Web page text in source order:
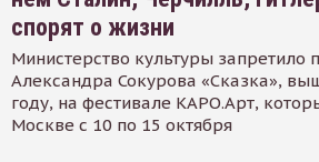
спорят о жизни
Министерство культуры запретило
Александра Сокурова «Сказка»,
году, на фестивале КАРО.Арт,
Москве с 10 по 15 октября